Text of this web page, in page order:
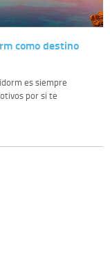
como destino
es siempre
por si te